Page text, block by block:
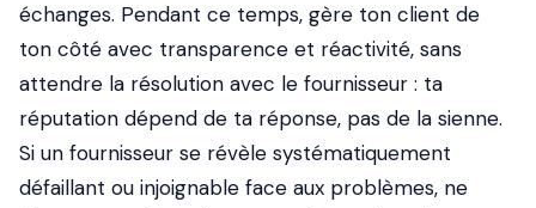
échanges. Pendant ce temps, gère ton client de
ton côté avec transparence et réactivité, sans
attendre la résolution avec le fournisseur : ta
réputation dépend de ta réponse, pas de la sienne.
Si un fournisseur se révèle systématiquement
défaillant ou injoignable face aux problèmes, ne